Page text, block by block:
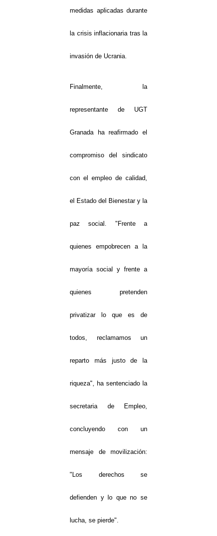
medidas aplicadas durante
la crisis inflacionaria tras la
invasión de Ucrania.
Finalmente, la
representante de UGT
Granada ha reafirmado el
compromiso del sindicato
con el empleo de calidad,
el Estado del Bienestar y la
paz social. "Frente a
quienes empobrecen a la
mayoría social y frente a
quienes pretenden
privatizar lo que es de
todos, reclamamos un
reparto más justo de la
riqueza", ha sentenciado la
secretaria de Empleo,
concluyendo con un
mensaje de movilización:
"Los derechos se
defienden y lo que no se
lucha, se pierde".